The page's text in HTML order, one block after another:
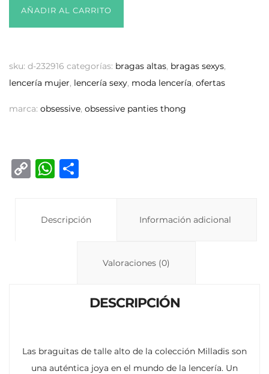
AÑADIR AL CARRITO
sku: d-232916 categorías: bragas altas, bragas sexys,
lencería mujer, lencería sexy, moda lencería, ofertas
marca: obsessive, obsessive panties thong
C
W
s
p
Descripción Información adicional
Valoraciones (0)
DESCRIPCIÓN
Las braguitas de talle alto de la colección Milladis son
una auténtica joya en el mundo de la lencería. Un